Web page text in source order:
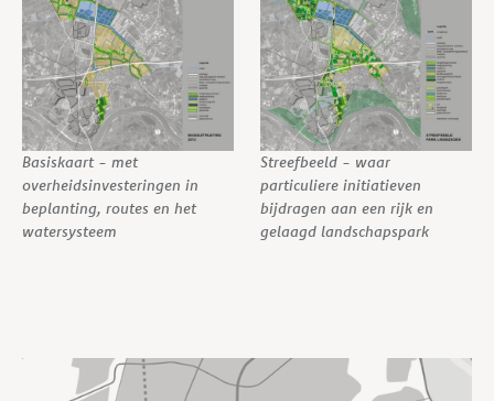
Basiskaart - met
overheidsinvesteringen in
beplanting, routes en het
watersysteem
Streefbeeld - waar
particuliere initiatieven
bijdragen aan een rijk en
gelaagd landschapspark